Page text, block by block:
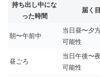
持ち出し中にな
った時間
届く
朝〜午前中
当日昼〜夕
可能性
昼ごろ
当日午後〜
可能性